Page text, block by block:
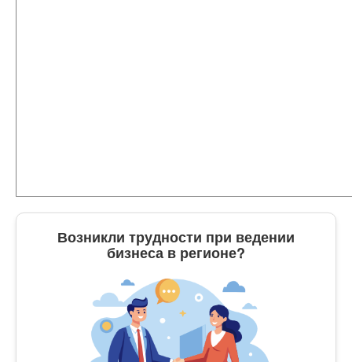
Возникли трудности при ведении
бизнеса в регионе?